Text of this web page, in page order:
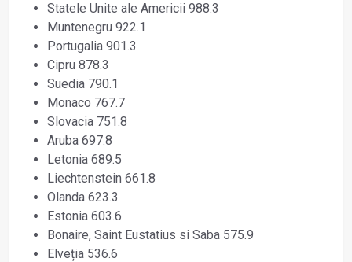
Statele Unite ale Americii 988.3
Muntenegru 922.1
Portugalia 901.3
Cipru 878.3
Suedia 790.1
Monaco 767.7
Slovacia 751.8
Aruba 697.8
Letonia 689.5
Liechtenstein 661.8
Olanda 623.3
Estonia 603.6
Bonaire, Saint Eustatius si Saba 575.9
Elveția 536.6